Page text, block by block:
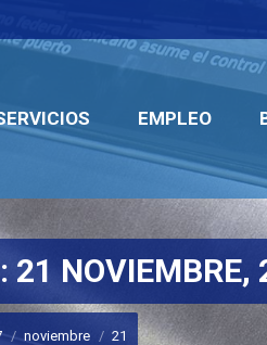
EMPLEO
21 NOVIEMBRE,
noviembre 21
EMPLEO